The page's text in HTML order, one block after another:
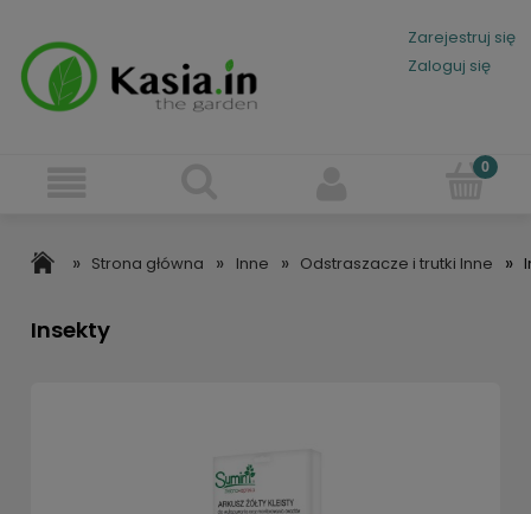
Zarejestruj się
Zaloguj się
» Strona główna » Inne » Odstraszacze i trutki Inne »
Insekty